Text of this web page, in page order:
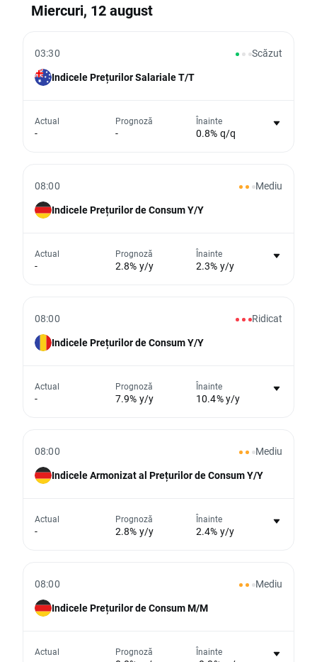
Nu există niciun grafic pentru acest
eveniment
Miercuri, 12 august
03:30
Scăzut
Indicele Prețurilor Salariale T/T
Actual
-
Prognoză
-
Înainte
0.8% q/q
Nu există niciun grafic pentru acest
eveniment
08:00
Mediu
Indicele Prețurilor de Consum Y/Y
Actual
-
Prognoză
2.8% y/y
Înainte
2.3% y/y
Nu există niciun grafic pentru acest
eveniment
08:00
Ridicat
Indicele Prețurilor de Consum Y/Y
Actual
-
Prognoză
7.9% y/y
Înainte
10.4% y/y
Nu există niciun grafic pentru acest
eveniment
08:00
Mediu
Indicele Armonizat al Prețurilor de Consum Y/Y
Actual
-
Prognoză
2.8% y/y
Înainte
2.4% y/y
Nu există niciun grafic pentru acest
08:00
Mediu
Indicele Prețurilor de Consum M/M
Actual Prognoză Înainte